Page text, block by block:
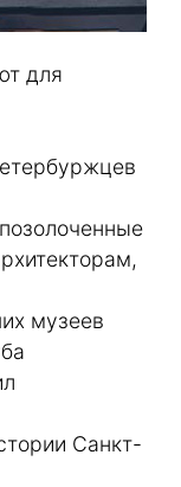
для
музеев
Санкт-